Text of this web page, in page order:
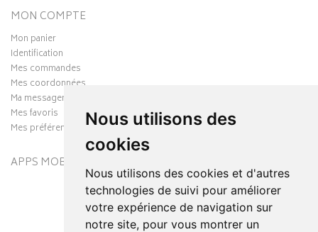
Nous utilisons des
cookies
Nous utilisons des cookies et d'autres
technologies de suivi pour améliorer
votre expérience de navigation sur
notre site, pour vous montrer un
MON COMPTE
Mon panier
Identification
Mes commandes
Mes coordonnées
Ma messagerie
Mes favoris
Mes préférences Cookies
APPS MOBILES